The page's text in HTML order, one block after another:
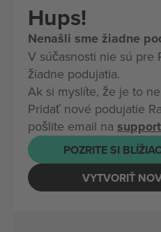
Hups!
Nenašli sme žiadne
V súčasnosti nie sú pre
žiadne podujatia.
Ak si myslíte, že je to
Pridať nové podujatie
pošlite email na
POZRITE SI
VYTVORIŤ